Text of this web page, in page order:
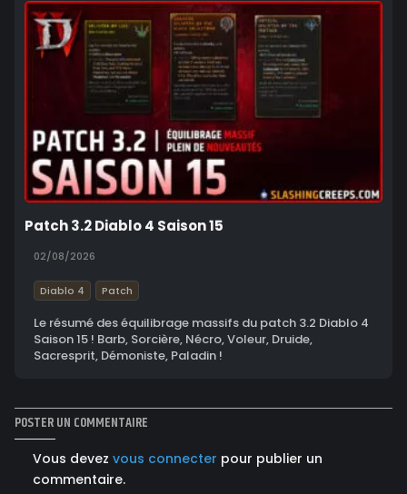
Patch 3.2 Diablo 4 Saison 15
02/08/2026
Diablo 4 Patch
Le résumé des équilibrage massifs du patch 3.2 Diablo 4
Saison 15 ! Barb, Sorcière, Nécro, Voleur, Druide,
Sacresprit, Démoniste, Paladin !
POSTER UN COMMENTAIRE
Vous devez vous connecter pour publier un
commentaire.